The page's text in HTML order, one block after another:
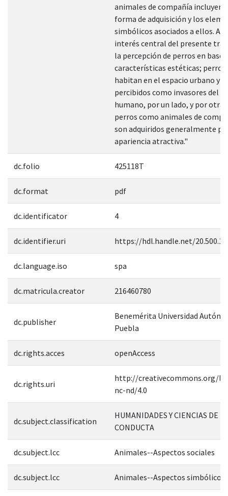
animales de compañía
forma de adquisición y los
simbólicos asociados a ellos.
interés central del presente
la percepción de perros en base
características estéticas; perros
habitan en el espacio urbano y
percibidos como invasores del
humano, por un lado, y por otra
perros como animales de
son adquiridos generalmente
apariencia atractiva."
dc.folio 425118T
dc.format pdf
dc.identificator 4
dc.identifier.uri https://hdl.handle.net/
dc.language.iso spa
dc.matricula.creator 216460780
dc.publisher
Benemérita Universidad
Puebla
dc.rights.acces openAccess
dc.rights.uri
http://creativecommons.org/
nc-nd/4.0
dc.subject.classification
HUMANIDADES Y CIENCIAS DE LA
CONDUCTA
dc.subject.lcc Animales--Aspectos sociales
dc.subject.lcc Animales--Aspectos simbólicos